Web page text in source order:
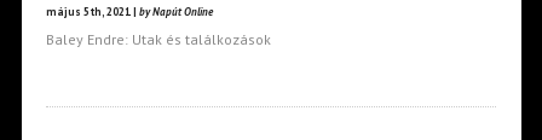
május 5th, 2021 | by Napút Online
Baley Endre: Utak és találkozások